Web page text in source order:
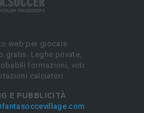
web per giocare
gratis. Leghe private,
formazioni, voti
calciatori.
E PUBBLICITÀ